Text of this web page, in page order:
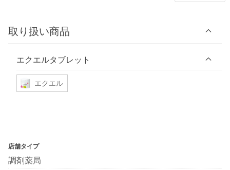
取り扱い商品
エクエルタブレット
エクエル
店舗タイプ
調剤薬局